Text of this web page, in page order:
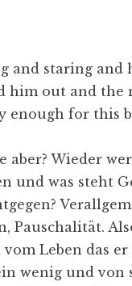
and staring and
him out and the
enough for this
aber? Wieder
und was steht
Pauschalität.
vom Leben das
wenig und von